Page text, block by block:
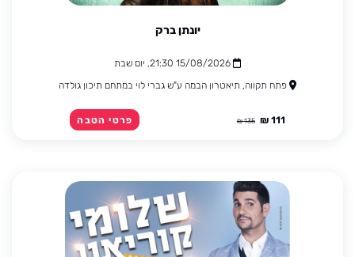
יונתן ברק
15/08/2026 21:30, יום שבת
פתח תקווה, תיאטרון הבמה ע"ש גברי לוי במתחם תיכון גולדה
111 ₪
135 ₪ פרטי הטבה